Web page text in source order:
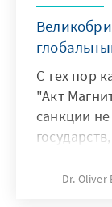
С тех пор
"Акт
санкции
Dr. Oliver